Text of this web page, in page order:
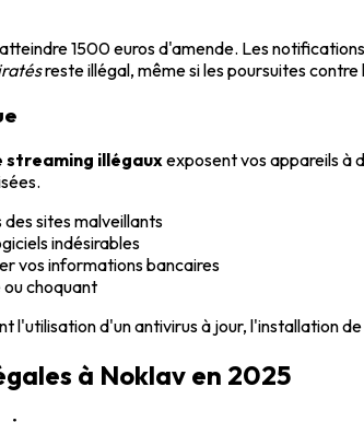
1500 euros d'amende. Les
reste illégal, même si les poursuites
streaming illégauxexposent vos appareils à
sites malveillants
indésirables
vos informations bancaires
choquant
l'utilisation d'un antivirus à jour, l'installation
à Noklav en 2025